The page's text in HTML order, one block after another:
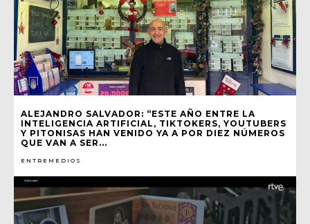
ALEJANDRO SALVADOR: “ESTE AÑO ENTRE LA
INTELIGENCIA ARTIFICIAL, TIKTOKERS, YOUTUBERS
Y PITONISAS HAN VENIDO YA A POR DIEZ NÚMEROS
QUE VAN A SER...
ENTREMEDIOS